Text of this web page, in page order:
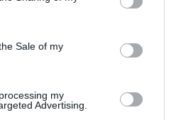
Sale of my
my
Advertising.
Banco Escursioni
Informazioni Turistiche
Parcheggio Interno Coperto
Piscina Esterna
comune che si presta alla realizzazione di
Biglietteria Aliscafi
Caffetteria
Camere Non Fumatori